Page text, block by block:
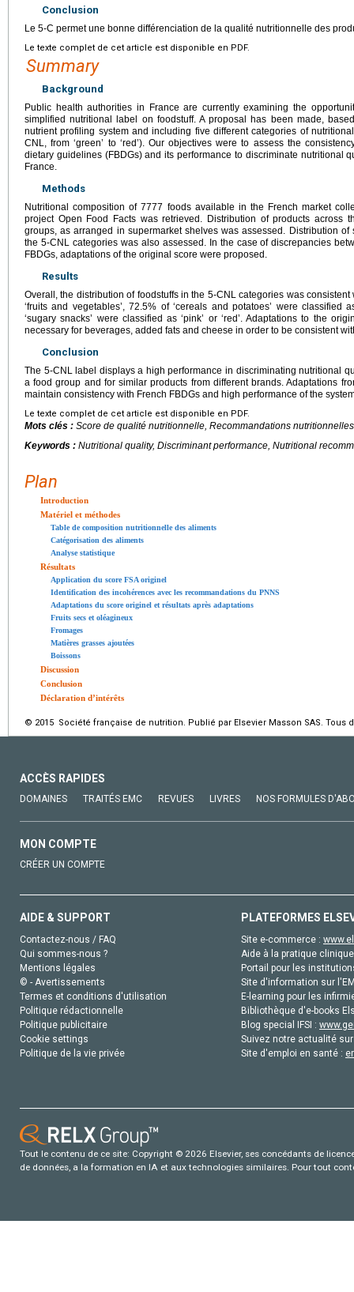
Conclusion
Le 5-C permet une bonne différenciation de la qualité nutritionnelle des
Le texte complet de cet article est disponible en PDF.
Summary
Background
Public health authorities in France are currently examining the
simplified nutritional label on foodstuff. A proposal has been made,
nutrient profiling system and including five different categories of
CNL, from ‘green’ to ‘red’). Our objectives were to assess the
dietary guidelines (FBDGs) and its performance to discriminate nutritional
France.
Methods
Nutritional composition of 7777 foods available in the French market
project Open Food Facts was retrieved. Distribution of products across
groups, as arranged in supermarket shelves was assessed. Distribution
the 5-CNL categories was also assessed. In the case of discrepancies
FBDGs, adaptations of the original score were proposed.
Results
Overall, the distribution of foodstuffs in the 5-CNL categories was
‘fruits and vegetables’, 72.5% of ‘cereals and potatoes’ were classified
‘sugary snacks’ were classified as ‘pink’ or ‘red’. Adaptations to the
necessary for beverages, added fats and cheese in order to be consistent
Conclusion
The 5-CNL label displays a high performance in discriminating nutritional
a food group and for similar products from different brands. Adaptations
maintain consistency with French FBDGs and high performance of the
Le texte complet de cet article est disponible en PDF.
Mots clés : Score de qualité nutritionnelle, Recommandations
Keywords : Nutritional quality, Discriminant performance, Nutritional
Plan
Introduction
Matériel et méthodes
Table de composition nutritionnelle des aliments
Catégorisation des aliments
Analyse statistique
Résultats
Application du score FSA originel
Identification des incohérences avec les recommandations du PNNS
Adaptations du score originel et résultats après adaptations
Fruits secs et oléagineux
Fromages
Matières grasses ajoutées
Boissons
Discussion
Conclusion
Déclaration d’intérêts
© 2015 Société française de nutrition. Publié par Elsevier Masson SAS. Tous
ACCÈS RAPIDES
DOMAINES TRAITÉS EMC REVUES LIVRES NOS FORMULES
MON COMPTE
CRÉER UN COMPTE
AIDE & SUPPORT
Contactez-nous / FAQ
Qui sommes-nous ?
Mentions légales
© - Avertissements
Termes et conditions d'utilisation
Politique rédactionnelle
Politique publicitaire
Cookie settings
Politique de la vie privée
PLATEFORMES
Site e-commerce :
Aide à la pratique
Portail pour les
Site d'information sur
E-learning pour les
Bibliothèque d'e-books
Blog special IFSI :
Suivez notre actualité
Site d'emploi en santé :
Tout le contenu de ce site: Copyright © 2026 Elsevier, ses concédants de
de données, a la formation en IA et aux technologies similaires. Pour tout